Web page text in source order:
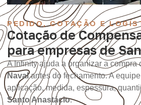
PEDIDO, COTAÇÃO E
Cotação de
para empresas de
A Infinity ajuda a organizar a compra
Navalantes do fechamento. A
aplicação, medida, espessura,
Santo Anastácio.